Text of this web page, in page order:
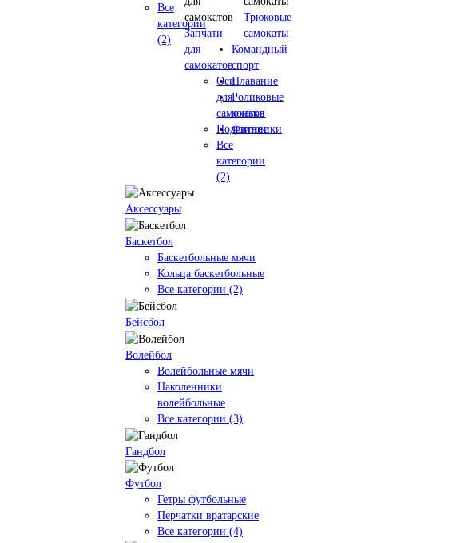
Все
категории
(2)
Запчати
для
самокатов
Оси
для
самокатов
Подшипники
Все
категории
(2)
Трюковые
самокаты
Командный
спорт
Аксессуары
Баскетбол
Баскетбольные мячи
Кольца баскетбольные
Все категории (2)
Бейсбол
Волейбол
Волейбольные мячи
Наколенники
волейбольные
Все категории (3)
Гандбол
Футбол
Гетры футбольные
Перчатки вратарские
Все категории (4)
Плавание
Роликовые
коньки
Фитнес